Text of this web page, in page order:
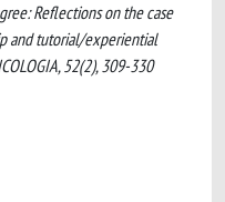
Reflections on the case
and tutorial/experiential
52(2), 309-330